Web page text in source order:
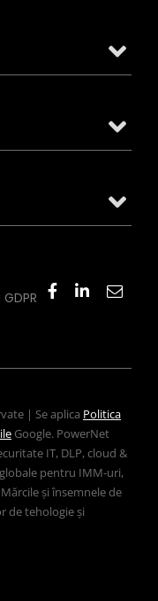
| Se aplica Politica
Google. PowerNet
IT, DLP, cloud &
pentru IMM-uri,
și însemnele de
de tehologie și